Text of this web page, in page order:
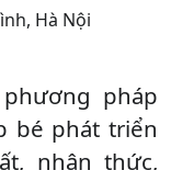
, Hà Nội
pháp
bé phát triển
nhận thức,